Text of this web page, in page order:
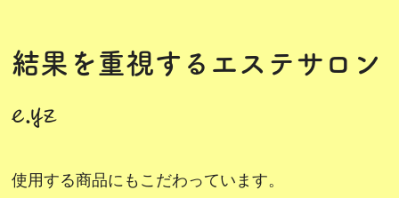
結果を重視するエステサロン
e.yz
使用する商品にもこだわっています。